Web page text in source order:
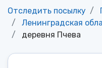
Отследить посылку
Ленинградская
деревня Пчева